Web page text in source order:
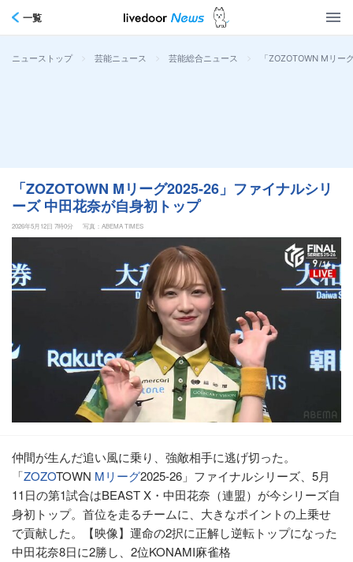
一覧
ニューストップ > 芸能ニュース > 芸能総合ニュース > 「ZOZOTOWN Mリ
「ZOZOTOWN Mリーグ2025-26」ファイナルシリ
ーズ 中田花奈が自身初トップ
2026年5月12日 7時0分 写真：ABEMA TIMES
仲間が生んだ追い風に乗り、強敵相手に逃げ切った。
「ZOZOTOWN Mリーグ2025-26」ファイナルシリーズ、5月
11日の第1試合はBEAST X・中田花奈（連盟）が今シリーズ自
身初トップ。首位を走るチームに、大きなポイントの上乗せ
で貢献した。【映像】運命の2択に正解し逆転トップになった
中田花奈8日に2勝し、2位KONAMI麻雀格